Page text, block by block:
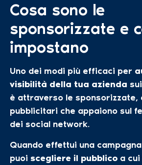
Cosa sono le
sponsorizzate e
impostano
Uno dei modi più efficaci per
visibilità della tua azienda
è attraverso le sponsorizzate,
pubblicitari che appaiono sul
dei social network.
Quando effettui una
puoi scegliere il pubblico a